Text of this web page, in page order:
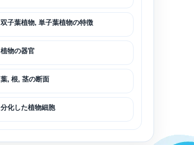
双子葉植物, 単子葉植物の特徴
植物の器官
葉, 根, 茎の断面
分化した植物細胞